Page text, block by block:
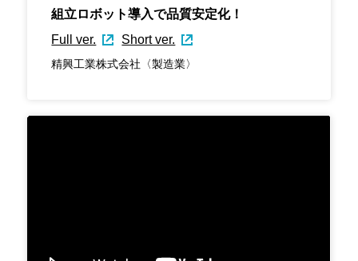
組立ロボット導入で品質安定化！
Full ver.
Short ver.
精興工業株式会社〈製造業〉